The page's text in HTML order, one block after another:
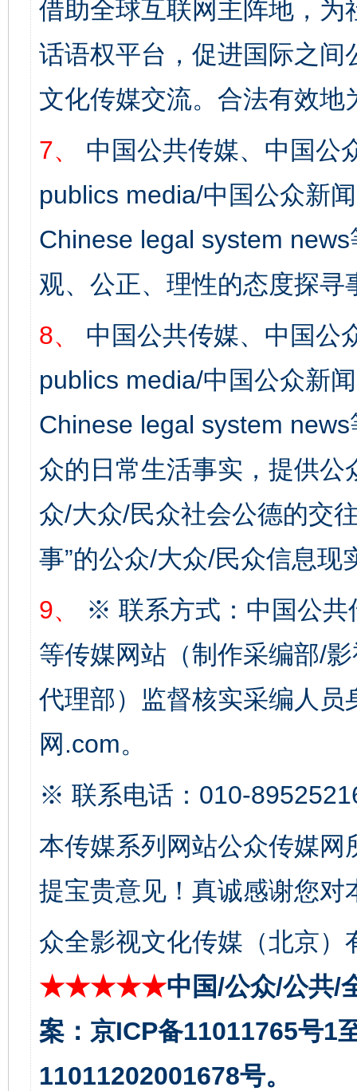
借助全球互联网主阵地，
话语权平台，促进国际之
文化传媒交流。合法有效地
7、
中国公共传媒、中国公
publics media/中国公众新
Chinese legal system
观、公正、理性的态度探寻
8、
中国公共传媒、中国公
publics media/中国公众新
Chinese legal system
众的日常生活事实，提供
众/大众/民众社会公德的交
事”的公众/大众/民众信息现
9、
※ 联系方式：中国公共
等传媒网站（制作采编部/
代理部）监督核实采编人员
网.com。
※ 联系电话：010-
本传媒系列网站公众传媒
提宝贵意见！真诚感谢您
众全影视文化传媒（北京）
★★★★★中国/公众/公共/
案：京ICP备11011765号1
11011202001678号。
完善运行机制助力责任有效落实 一纸欠
东山县通报“牛蛙产品抗生素超标问题” 法
千年窑火 生生不息 一
揭开“小金库”的免责幌子